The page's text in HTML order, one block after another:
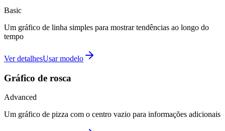
Basic
Um gráfico de linha simples para mostrar tendências ao longo do
tempo
Ver detalhesUsar modelo
Gráfico de rosca
Advanced
Um gráfico de pizza com o centro vazio para informações adicionais